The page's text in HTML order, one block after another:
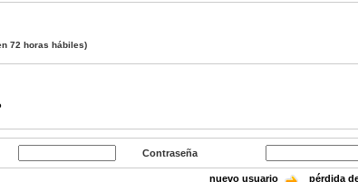
72 horas hábiles)
Contraseña
nuevo usuario pérdida